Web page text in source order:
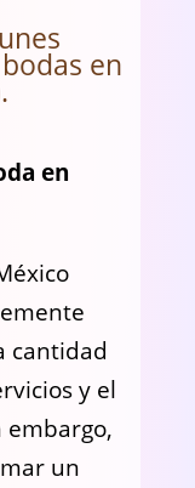
en
en
cantidad
y el
embargo,
un